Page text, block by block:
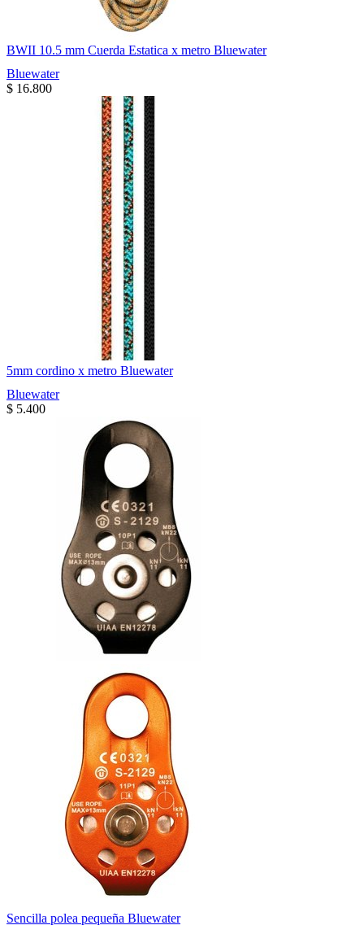
BWII 10.5 mm Cuerda Estatica x metro Bluewater
Bluewater
$ 16.800
5mm cordino x metro Bluewater
Bluewater
$ 5.400
Sencilla polea pequeña Bluewater